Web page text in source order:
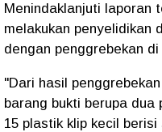
Menindaklanjuti laporan
melakukan penyelidikan
dengan penggrebekan
"Dari hasil
barang bukti berupa dua
15 plastik klip kecil